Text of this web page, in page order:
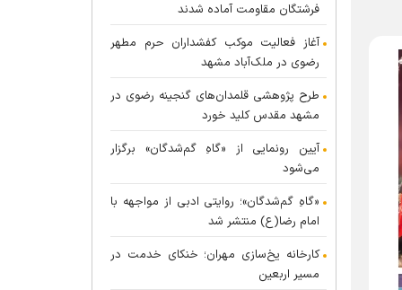
فرشتگان مقاومت آماده شدند
آغاز فعالیت موکب کفشداران حرم مطهر
رضوی در ملک‌آباد مشهد
طرح پژوهشی قلمدان‌های گنجینه رضوی در
مشهد مقدس کلید خورد
آیین رونمایی از «گاهِ گم‌شدگان» برگزار
می‌شود
«گاهِ گم‌شدگان»؛ روایتی ادبی از مواجهه با
امام رضا(ع) منتشر شد
کارخانه یخ‌سازی مهران؛ خنکای خدمت در
مسیر اربعین